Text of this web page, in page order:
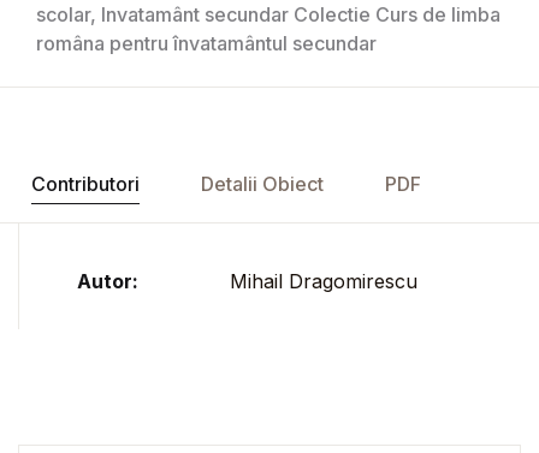
scolar, Invatamânt secundar Colectie Curs de limba
româna pentru învatamântul secundar
Contributori Detalii Obiect PDF
Autor: Mihail Dragomirescu